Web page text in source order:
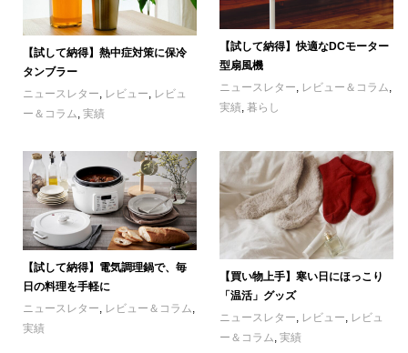
【試して納得】熱中症対策に保冷
タンブラー
ニュースレター, レビュー, レビュ
ー＆コラム, 実績
【試して納得】快適なDCモーター
型扇風機
ニュースレター
レビュー＆コラム
実績 ,暮らし
【試して納得】電気調理鍋で、毎
日の料理を手軽に
ニュースレター, レビュー＆コラム,
実績
【買い物上手】寒い日にほっこり
「温活」グッズ
ニュースレター, レビュー, レビュ
ー＆コラム,実績